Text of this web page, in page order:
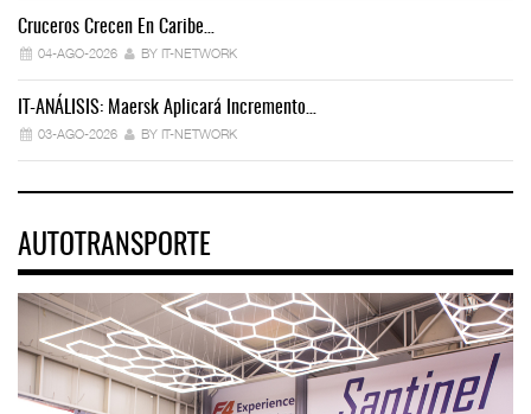
Cruceros Crecen En Caribe…
04-AGO-2026 BY IT-NETWORK
IT-ANÁLISIS: Maersk Aplicará Incremento…
03-AGO-2026 BY IT-NETWORK
AUTOTRANSPORTE